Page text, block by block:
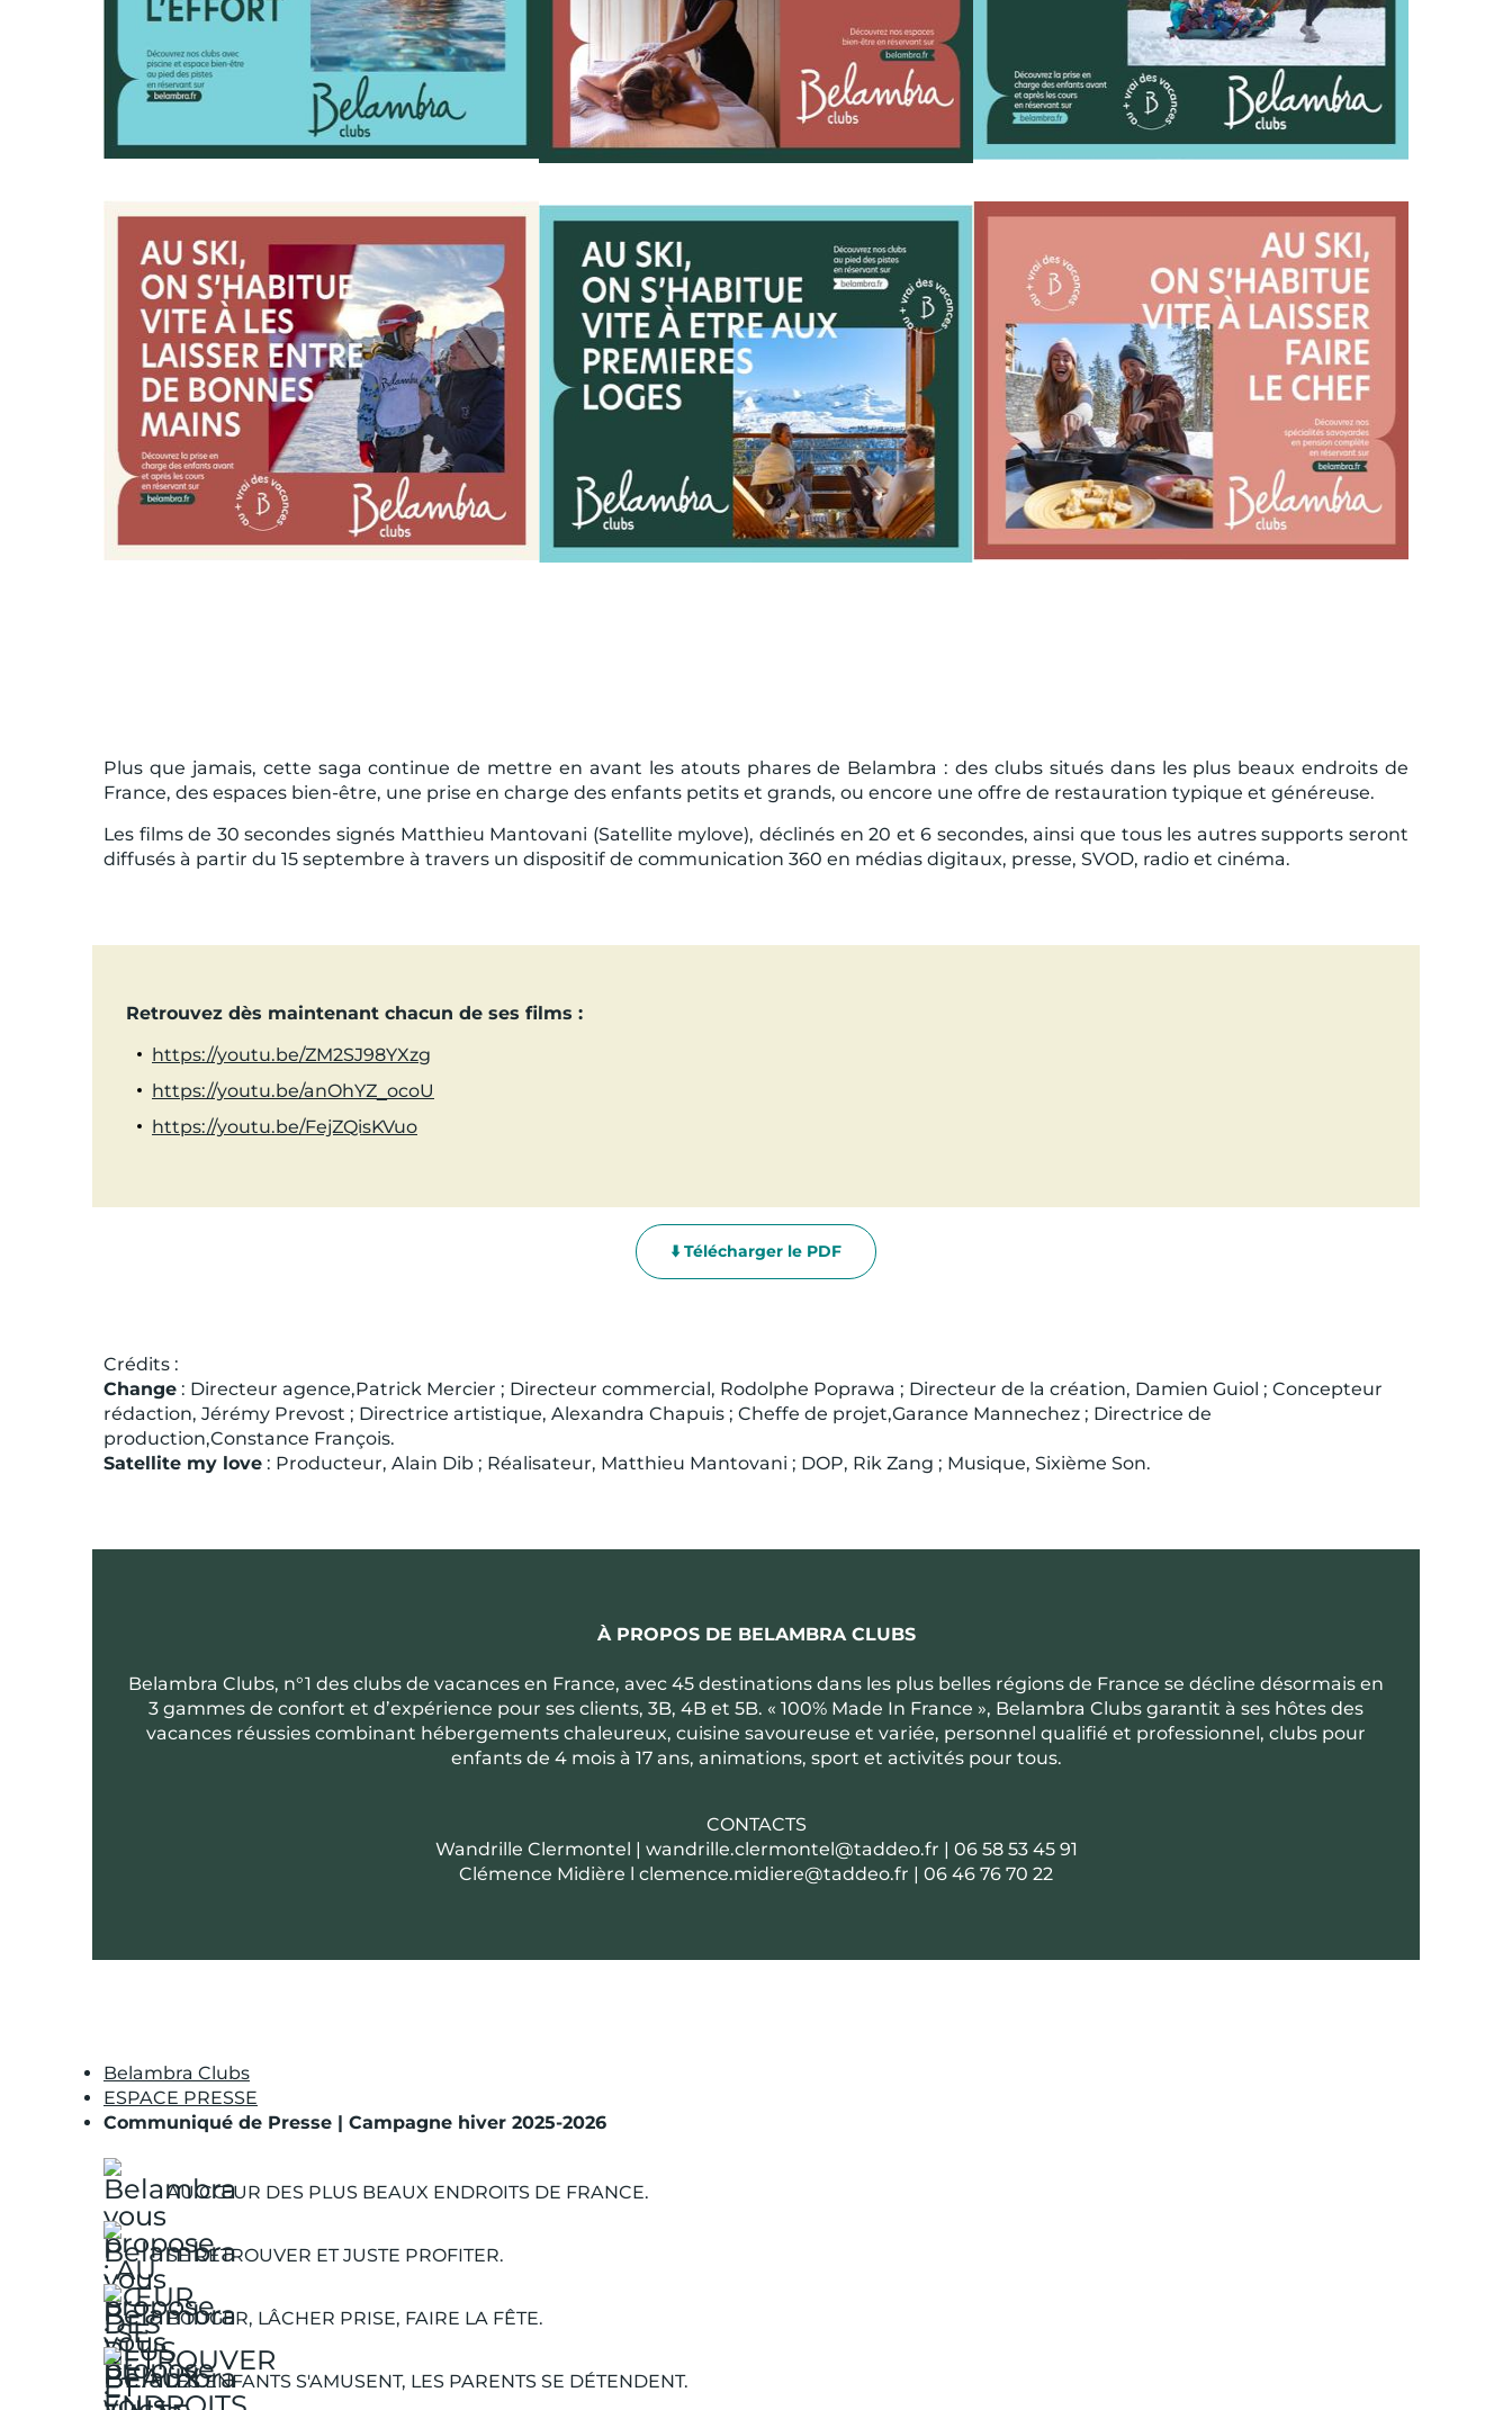
Plus que jamais, cette saga continue de mettre en avant les atouts phares de Belambra : des clubs situés dans les plus beaux endroits de
France, des espaces bien-être, une prise en charge des enfants petits et grands, ou encore une offre de restauration typique et généreuse.
Les films de 30 secondes signés Matthieu Mantovani (Satellite mylove), déclinés en 20 et 6 secondes, ainsi que tous les autres supports seront
diffusés à partir du 15 septembre à travers un dispositif de communication 360 en médias digitaux, presse, SVOD, radio et cinéma.
Retrouvez dès maintenant chacun de ses films :
https://youtu.be/ZM2SJ98YXzg
https://youtu.be/anOhYZ_ocoU
https://youtu.be/FejZQisKVuo
⬇️ Télécharger le PDF
Crédits :
Change : Directeur agence,Patrick Mercier ; Directeur commercial, Rodolphe Poprawa ; Directeur de la création, Damien Guiol ; Concepteur
rédaction, Jérémy Prevost ; Directrice artistique, Alexandra Chapuis ; Cheffe de projet,Garance Mannechez ; Directrice de
production,Constance François.
Satellite my love : Producteur, Alain Dib ; Réalisateur, Matthieu Mantovani ; DOP, Rik Zang ; Musique, Sixième Son.
À PROPOS DE BELAMBRA CLUBS
Belambra Clubs, n°1 des clubs de vacances en France, avec 45 destinations dans les plus belles régions de France se décline désormais en
3 gammes de confort et d’expérience pour ses clients, 3B, 4B et 5B. « 100% Made In France », Belambra Clubs garantit à ses hôtes des
vacances réussies combinant hébergements chaleureux, cuisine savoureuse et variée, personnel qualifié et professionnel, clubs pour
enfants de 4 mois à 17 ans, animations, sport et activités pour tous.
CONTACTS
Wandrille Clermontel | wandrille.clermontel@taddeo.fr | 06 58 53 45 91
Clémence Midière l clemence.midiere@taddeo.fr | 06 46 76 70 22
Belambra Clubs
ESPACE PRESSE
Communiqué de Presse | Campagne hiver 2025-2026
AU CŒUR DES PLUS BEAUX ENDROITS DE FRANCE.
SE RETROUVER ET JUSTE PROFITER.
BOUGER, LÂCHER PRISE, FAIRE LA FÊTE.
LES ENFANTS S'AMUSENT, LES PARENTS SE DÉTENDENT.